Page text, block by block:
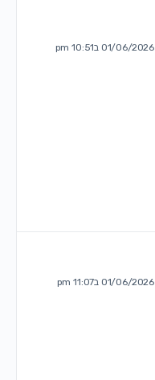
01/06/2026 ב10:51 pm
01/06/2026 ב11:07 pm